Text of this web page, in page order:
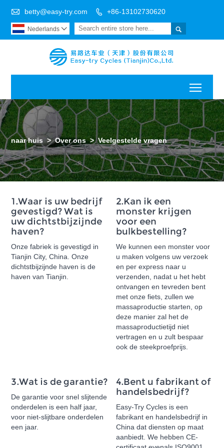
 betty@easy-try.com  +86-13102730620

Nederlands 
naar huis > Over ons > Veelgestelde vragen
1.Waar is uw bedrijf
gevestigd? Wat is
uw dichtstbijzijnde
haven?
Onze fabriek is gevestigd in
Tianjin City, China. Onze
dichtstbijzijnde haven is de
haven van Tianjin.
2.Kan ik een
monster krijgen
voor een
bulkbestelling?
We kunnen een monster voor
u maken volgens uw verzoek
en per express naar u
verzenden, nadat u het hebt
ontvangen en tevreden bent
met onze fiets, zullen we
massaproductie starten, op
deze manier zal het de
massaproductietijd niet
vertragen en u zult bespaar
ook de steekproefprijs.
3.Wat is de garantie?
De garantie voor snel slijtende
onderdelen is een half jaar,
voor niet-slijtbare onderdelen
een jaar.
4.Bent u fabrikant of
handelsbedrijf?
Easy-Try Cycles is een
fabrikant en handelsbedrijf in
China dat diensten op maat
aanbiedt. We hebben CE-